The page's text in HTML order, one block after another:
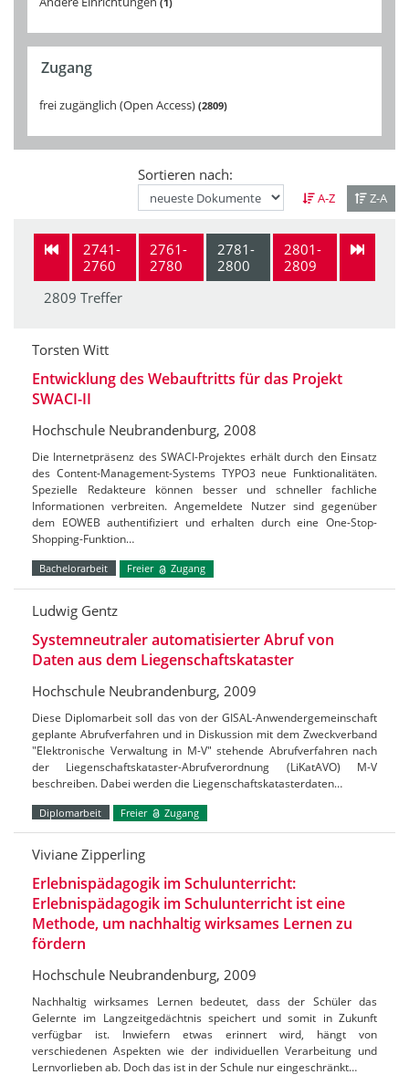
Zugang
frei zugänglich (Open Access) 2809
Sortieren nach:
A-Z Z-A
2741-
2760
2761-
2780
2781-
2800
2801-
2809
2809 Treffer
Torsten Witt
Entwicklung des Webauftritts für das Projekt
SWACI-II
Hochschule Neubrandenburg, 2008
Die Internetpräsenz des SWACI-Projektes erhält durch den Einsatz
des Content-Management-Systems TYPO3 neue Funktionalitäten.
Spezielle Redakteure können besser und schneller fachliche
Informationen verbreiten. Angemeldete Nutzer sind gegenüber
dem EOWEB authentifiziert und erhalten durch eine One-Stop-
Shopping-Funktion…
Bachelorarbeit Freier Zugang
Ludwig Gentz
Systemneutraler automatisierter Abruf von
Daten aus dem Liegenschaftskataster
Hochschule Neubrandenburg, 2009
Diese Diplomarbeit soll das von der GISAL-Anwendergemeinschaft
geplante Abrufverfahren und in Diskussion mit dem Zweckverband
"Elektronische Verwaltung in M-V" stehende Abrufverfahren nach
der Liegenschaftskataster-Abrufverordnung (LiKatAVO) M-V
beschreiben. Dabei werden die Liegenschaftskatasterdaten…
Diplomarbeit Freier Zugang
Viviane Zipperling
Erlebnispädagogik im Schulunterricht:
Erlebnispädagogik im Schulunterricht ist eine
Methode, um nachhaltig wirksames Lernen zu
fördern
Hochschule Neubrandenburg, 2009
Nachhaltig wirksames Lernen bedeutet, dass der Schüler das
Gelernte im Langzeitgedächtnis speichert und somit in Zukunft
verfügbar ist. Inwiefern etwas erinnert wird, hängt von
verschiedenen Aspekten wie der individuellen Verarbeitung und
Lernvorlieben ab. Doch das ist in der Schule nur eingeschränkt…